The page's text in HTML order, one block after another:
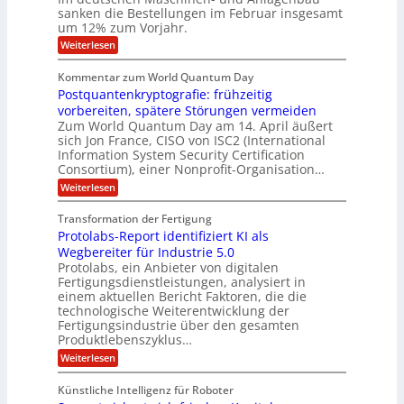
i
o
n
U
S
-
D
o
l
l
a
r
g
f
ü
r
E
M
E
A
u
n
d
L
a
t
e
i
n
a
m
e
r
i
k
tr
d
C
h
i
e
f
C
u
s
t
o
m
e
r
O
ff
c
e
g
e
r
ö
f
n
e
t
K
o
m
p
e
t
e
z
n
t
r
u
m
f
ü
r
3
D
-
D
sanken die Bestellungen im Februar insgesamt
um 12% zum Vorjahr.
Weiterlesen:
A
f
t
r
a
g
s
d
ä
m
p
e
f
ü
r
d
e
n
M
a
s
c
h
n
Kommentar zum World Quantum Day
Postquantenkryptografie: frühzeitig
vorbereiten, spätere Störungen vermeiden
Zum World Quantum Day am 14. April äußert
sich Jon France, CISO von ISC2 (International
Information System Security Certification
Consortium), einer Nonprofit-Organisation…
Weiterlesen:
P
s
t
q
u
a
n
t
e
n
k
r
y
p
t
o
Transformation der Fertigung
Protolabs-Report identifiziert KI als
Wegbereiter für Industrie 5.0
Protolabs, ein Anbieter von digitalen
Fertigungsdienstleistungen, analysiert in
einem aktuellen Bericht Faktoren, die die
technologische Weiterentwicklung der
Fertigungsindustrie über den gesamten
Produktlebenszyklus…
Weiterlesen:
P
o
Künstliche Intelligenz für Roboter